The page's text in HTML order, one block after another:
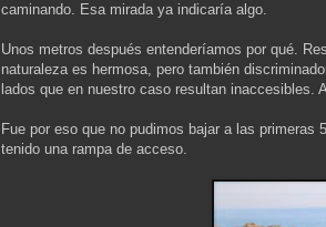
caminando. Esa mirada ya indicaría algo.
Unos metros después entenderíamos por qué.
naturaleza es hermosa, pero también
lados que en nuestro caso resultan inaccesibles.
Fue por eso que no pudimos bajar a las
tenido una rampa de acceso.